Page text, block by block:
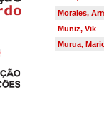
Morales,
Muniz, Vik
Murua,